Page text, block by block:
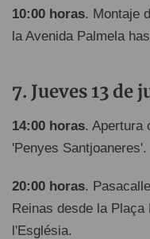
10:00 horas. Montaje
la Avenida Palmela
Jueves 13
14:00 horas. Apertura
'Penyes Santjoaneres'.
20:00 horas.
Reinas desde la
l'Església.